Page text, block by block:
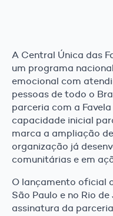
A Central Única das
um programa
emocional com
pessoas de todo o
parceria com a
capacidade inicial
marca a ampliação
organização já
comunitárias e em
O lançamento oficial
São Paulo e no Rio
assinatura da